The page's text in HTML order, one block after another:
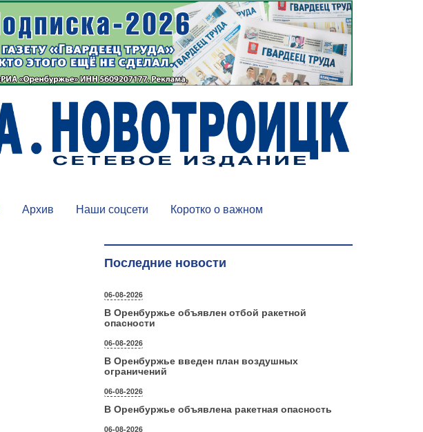
Архив Наши соцсети Коротко о важном
Последние новости
06-08-2026
В Оренбуржье объявлен отбой ракетной
опасности
06-08-2026
В Оренбуржье введен план воздушных
ограничений
06-08-2026
В Оренбуржье объявлена ракетная опасность
06-08-2026